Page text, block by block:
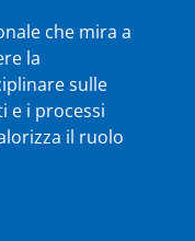
che mira a
la
sulle
e i processi
il ruolo